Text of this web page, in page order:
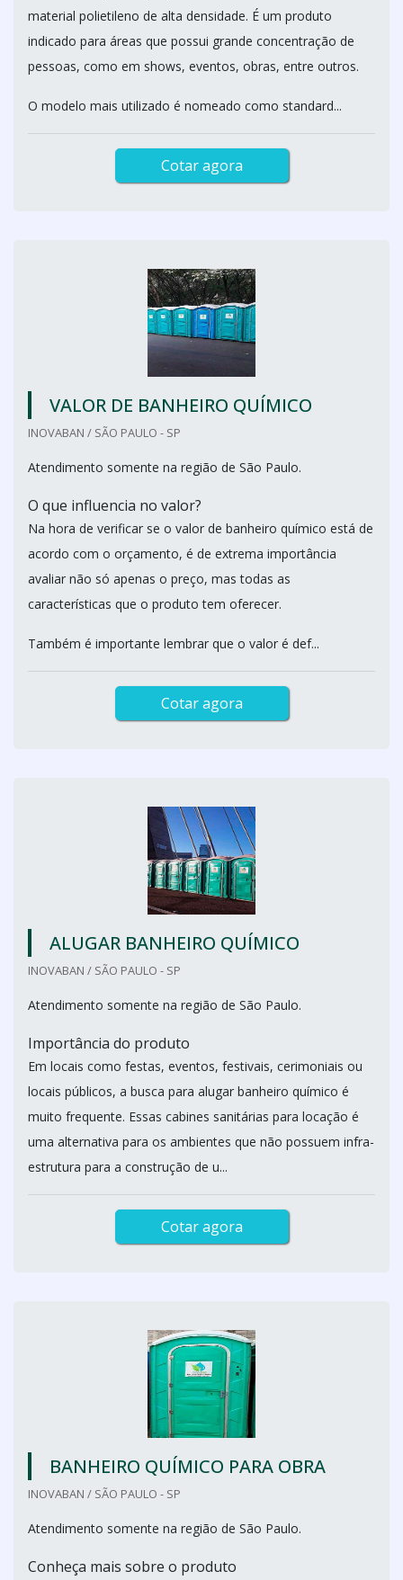
material polietileno de alta densidade. É um produto
indicado para áreas que possui grande concentração de
pessoas, como em shows, eventos, obras, entre outros.
O modelo mais utilizado é nomeado como standard...
Cotar agora
VALOR DE BANHEIRO QUÍMICO
INOVABAN / SÃO PAULO - SP
Atendimento somente na região de São Paulo.
O que influencia no valor?
Na hora de verificar se o valor de banheiro químico está de
acordo com o orçamento, é de extrema importância
avaliar não só apenas o preço, mas todas as
características que o produto tem oferecer.
Também é importante lembrar que o valor é def...
Cotar agora
ALUGAR BANHEIRO QUÍMICO
INOVABAN / SÃO PAULO - SP
Atendimento somente na região de São Paulo.
Importância do produto
Em locais como festas, eventos, festivais, cerimoniais ou
locais públicos, a busca para alugar banheiro químico é
muito frequente. Essas cabines sanitárias para locação é
uma alternativa para os ambientes que não possuem infra-
estrutura para a construção de u...
Cotar agora
BANHEIRO QUÍMICO PARA OBRA
INOVABAN / SÃO PAULO - SP
Atendimento somente na região de São Paulo.
Conheça mais sobre o produto